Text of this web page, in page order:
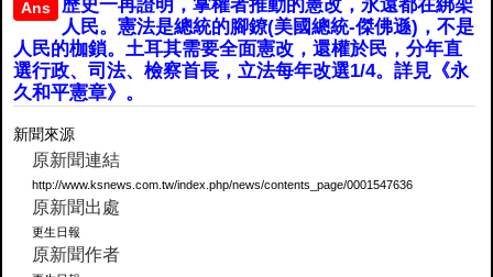
Ans
歷史一再證明，掌權者推動的憲改，永遠都在綁架
人民。憲法是總統的腳鐐(美國總統-傑佛遜)，不是
人民的枷鎖。土耳其需要全面憲改，還權於民，分年直
選行政、司法、檢察首長，立法每年改選1/4。詳見《永
久和平憲章》。
新聞來源
原新聞連結
http://www.ksnews.com.tw/index.php/news/contents_page/0001547636
原新聞出處
更生日報
原新聞作者